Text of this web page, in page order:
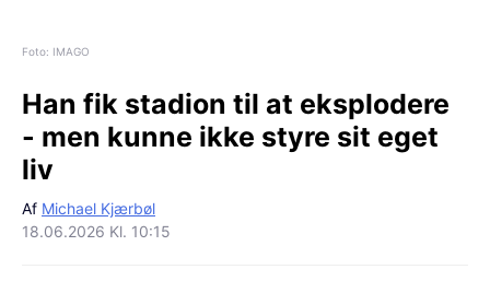
Foto: IMAGO
Han fik stadion til at eksplodere
- men kunne ikke styre sit eget
liv
Af Michael Kjærbøl
18.06.2026 Kl. 10:15